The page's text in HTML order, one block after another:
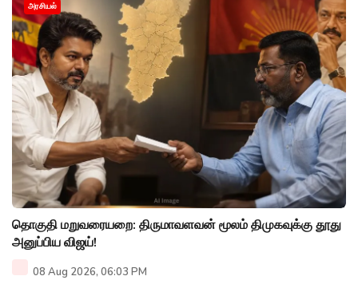
அரசியல்
தொகுதி மறுவரையறை: திருமாவளவன் மூலம் திமுகவுக்கு தூது
அனுப்பிய விஜய்!
08 Aug 2026, 06:03 PM